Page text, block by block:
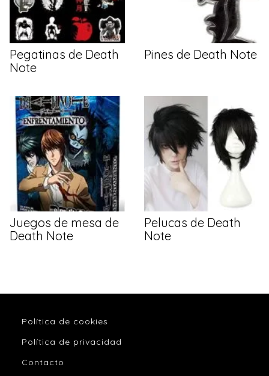
Pegatinas de Death
Note
Pines de Death Note
Juegos de mesa de
Death Note
Pelucas de Death
Note
Política de cookies
Política de privacidad
Contacto